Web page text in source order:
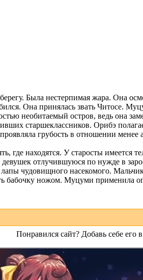
Была нестерпимая жара. Она
Она принялась звать Читосе.
необитаемый остров, ведь она
старшеклассников. Орибэ
грубость в отношении менее
где находятся. У старосты имеется
отлучившуюся по нужде в
чудовищного насекомого.
бабочку ножом. Муцуми применила
Понравился сайт? Добавь себе его в